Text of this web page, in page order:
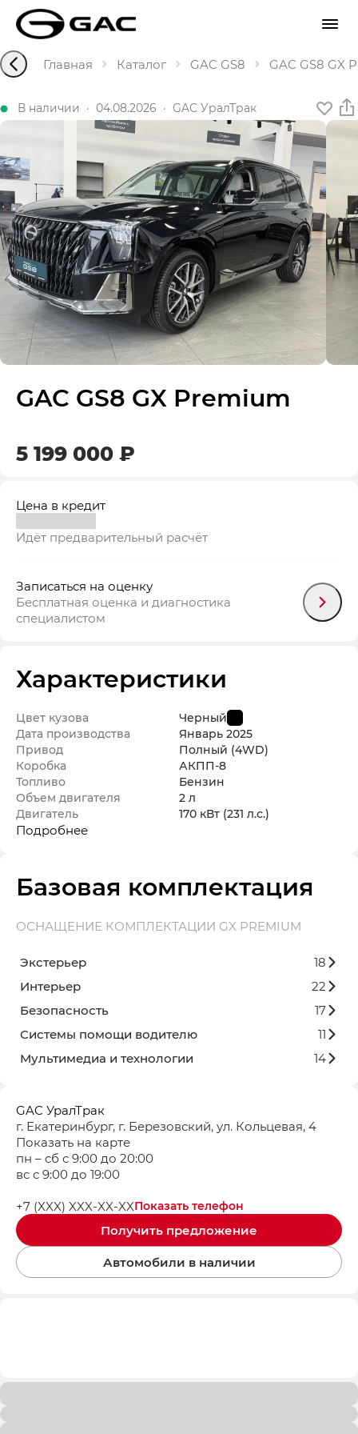
Главная Каталог GAC GS8 GAC GS8 GX
В наличии · 04.08.2026 · GAC УралТрак
GAC GS8 GX Premium
5 199 000 ₽
Цена в кредит
Идёт предварительный расчёт
Записаться на оценку
Бесплатная оценка и диагностика
специалистом
Характеристики
Цвет кузова
Черный
Дата производства
Январь 2025
Привод
Полный (4WD)
Коробка
АКПП-8
Топливо
Бензин
Объем двигателя
2 л
Двигатель
170 кВт (231 л.с.)
Подробнее
Базовая комплектация
ОСНАЩЕНИЕ КОМПЛЕКТАЦИИ GX PREMIUM
Экстерьер
18
Интерьер
22
Безопасность
17
Системы помощи водителю
11
Мультимедиа и технологии
14
GAC УралТрак
г. Екатеринбург, г. Березовский, ул. Кольцевая, 4
Показать на карте
пн – сб с 9:00 до 20:00
вс с 9:00 до 19:00
Показать телефон
+7 (XXX) XXX-XX-XX
Получить предложение
Автомобили в наличии